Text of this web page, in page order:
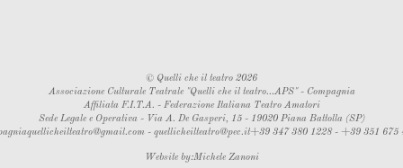
© Quelli che il teatro 2026
Associazione Culturale Teatrale "Quelli che il teatro...APS" - Compagnia
Affiliata F.I.T.A. - Federazione Italiana Teatro Amatori
Sede Legale e Operativa - Via A. De Gasperi, 15 - 19020 Piana Battolla (SP)
- quellicheilteatro@pec.it+39 347 380 1228 - +39 351 675
Website by:Michele Zanoni